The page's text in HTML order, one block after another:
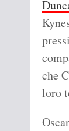
che
loro